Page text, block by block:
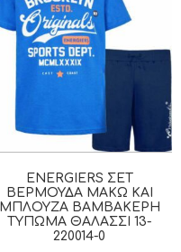
ENERGIERS ΣΕΤ
ΒΕΡΜΟΎΔΑ ΜΑΚΏ ΚΑΙ
ΜΠΛΟΎΖΑ ΒΑΜΒΑΚΕΡΉ
ΤΎΠΩΜΑ ΘΑΛΑΣΣΙ 13-
220014-0